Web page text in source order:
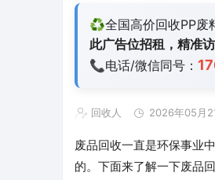
♻️全国高价回收PP废
此广告位招租，精准
📞电话/微信同号：
回收人 2026年05月
废品回收一直是环保事业
的。下面来了解一下废品